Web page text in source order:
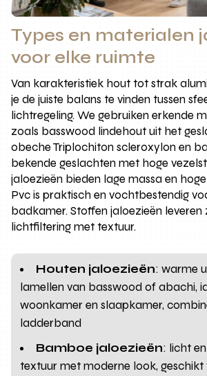
Types en materialen
voor elke ruimte
Van karakteristiek hout tot strak
je de juiste balans te vinden tussen
lichtregeling. We gebruiken erkende
zoals basswood lindehout uit het
obeche Triplochiton scleroxylon en
bekende geslachten met hoge
jaloezieën bieden lage massa en
Pvc is praktisch en vochtbestendig
badkamer. Stoffen jaloezieën leveren
lichtfiltering met textuur.
Houten jaloezieën: warme
lamellen van basswood of abachi,
woonkamer en slaapkamer,
ladderband
Bamboe jaloezieën: licht
textuur met moderne look, geschikt